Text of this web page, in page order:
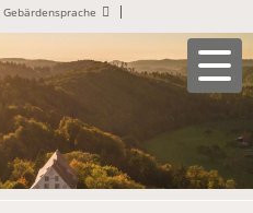
Gebärdensprache